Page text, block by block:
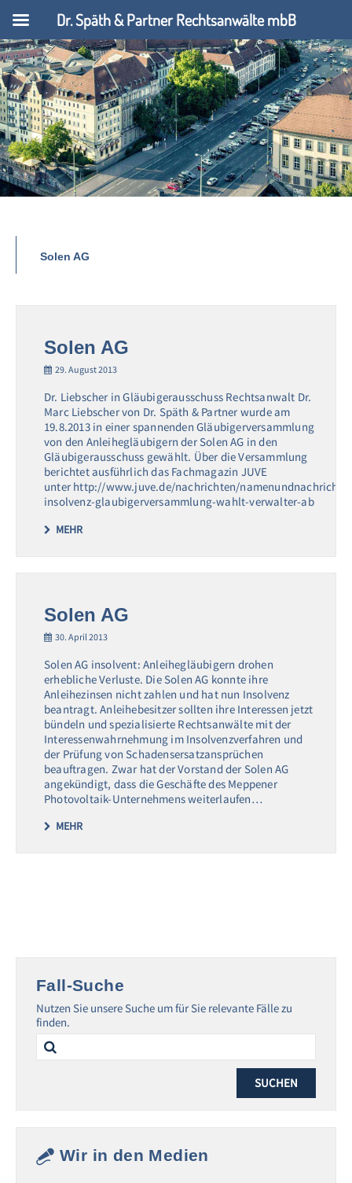
Solen AG
Solen AG
29. August 2013
Dr. Liebscher in Gläubigerausschuss Rechtsanwalt Dr.
Marc Liebscher von Dr. Späth & Partner wurde am
19.8.2013 in einer spannenden Gläubigerversammlung
von den Anleihegläubigern der Solen AG in den
Gläubigerausschuss gewählt. Über die Versammlung
berichtet ausführlich das Fachmagazin JUVE
unter http://www.juve.de/nachrichten/
insolvenz-glaubigerversammlung-wahlt-verwalter-ab
MEHR
Solen AG
30. April 2013
Solen AG insolvent: Anleihegläubigern drohen
erhebliche Verluste. Die Solen AG konnte ihre
Anleihezinsen nicht zahlen und hat nun Insolvenz
beantragt. Anleihebesitzer sollten ihre Interessen jetzt
bündeln und spezialisierte Rechtsanwälte mit der
Interessenwahrnehmung im Insolvenzverfahren und
der Prüfung von Schadensersatzansprüchen
beauftragen. Zwar hat der Vorstand der Solen AG
angekündigt, dass die Geschäfte des Meppener
Photovoltaik-Unternehmens weiterlaufen…
MEHR
Fall-Suche
Nutzen Sie unsere Suche um für Sie relevante Fälle zu
finden.
Search
for:
Wir in den Medien
Dr. Späth & Partner Rechtsanwälte mbB